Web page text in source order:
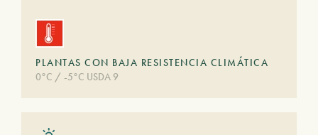
PLANTAS CON BAJA RESISTENCIA CLIMÁTICA
0°C / -5°C USDA 9